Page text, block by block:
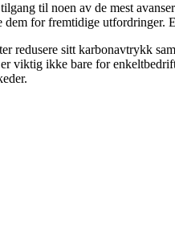
til noen av de mest
for fremtidige
redusere sitt karbonavtrykk
viktig ikke bare for